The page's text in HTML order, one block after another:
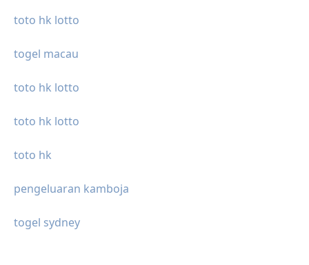
toto hk lotto
togel macau
toto hk lotto
toto hk lotto
toto hk
pengeluaran kamboja
togel sydney